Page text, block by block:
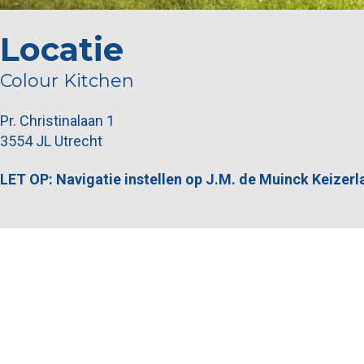
Locatie
Colour Kitchen
Pr. Christinalaan 1
3554 JL Utrecht
LET OP: Navigatie instellen op J.M. de Muinck